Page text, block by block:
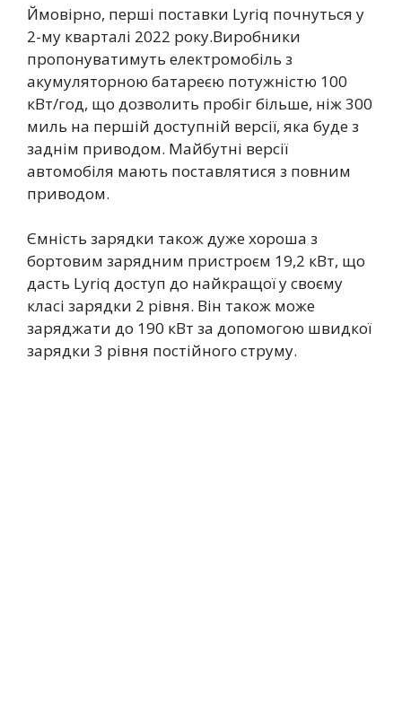
Ймовірно, перші поставки Lyriq почнуться у
2-му кварталі 2022 року.Виробники
пропонуватимуть електромобіль з
акумуляторною батареєю потужністю 100
кВт/год, що дозволить пробіг більше, ніж 300
миль на першій доступній версії, яка буде з
заднім приводом. Майбутні версії
автомобіля мають поставлятися з повним
приводом.
Ємність зарядки також дуже хороша з
бортовим зарядним пристроєм 19,2 кВт, що
дасть Lyriq доступ до найкращої у своєму
класі зарядки 2 рівня. Він також може
заряджати до 190 кВт за допомогою швидкої
зарядки 3 рівня постійного струму.